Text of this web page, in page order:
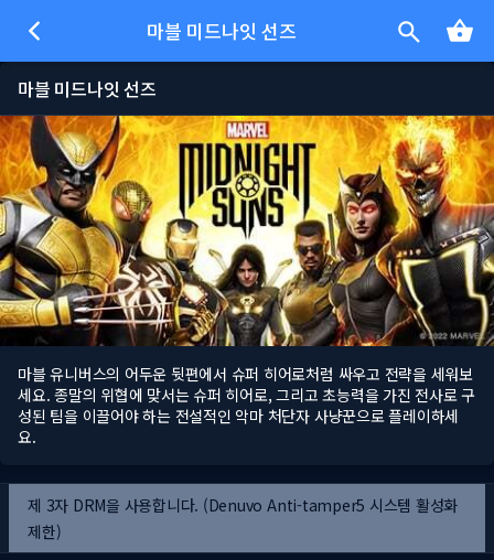
마블 미드나잇 선즈
마블 미드나잇 선즈
마블 유니버스의 어두운 뒷편에서 슈퍼 히어로처럼 싸우고 전략을 세워보
세요. 종말의 위협에 맞서는 슈퍼 히어로, 그리고 초능력을 가진 전사로 구
성된 팀을 이끌어야 하는 전설적인 악마 처단자 사냥꾼으로 플레이하세
요.
제 3자 DRM을 사용합니다. (Denuvo Anti-tamper5 시스템 활성화
제한)